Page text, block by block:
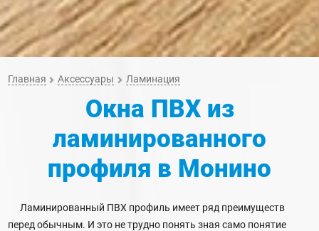
Главная Аксессуары Ламинация
Окна ПВХ из
ламинированного
профиля в Монино
Ламинированный ПВХ профиль имеет ряд преимуществ
перед обычным. И это не трудно понять зная само понятие